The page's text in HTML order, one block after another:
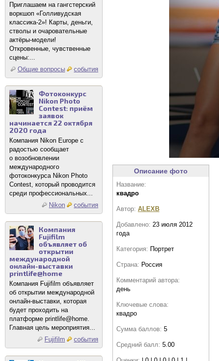
Приглашаем на гангстерский
воркшоп «Голливудская
классика-2»! Карты, деньги,
стволы и очаровательные
актёры-модели!
Откровенные, чувственные
сцены:...
Общие вопросы
события
Фотоконкурс
Nikon Photo
Contest: приём
заявок
начинается 22 октября
2020 года
Компания Nikon Europe с
радостью сообщает
о возобновлении
международного
фотоконкурса Nikon Photo
Contest, который проводится
среди профессиональных...
Nikon
события
Компания
Fujifilm
объявляет об
открытии
международной
онлайн-выставки
printlife@home
Компания Fujifilm объявляет
об открытии международной
онлайн-выставки, которая
будет проходить на
платформе printlife@home.
Главная цель мероприятия...
Fujifilm
события
Описание фото
Название:
квадро
Автор: ALEXB
Добавлено: 23 июля 2012
года
Категория: Портрет
Страна: Россия
Комментарий автора:
день
Ключевые слова:
квадро
Сумма баллов: 5
Средний балл: 5.00